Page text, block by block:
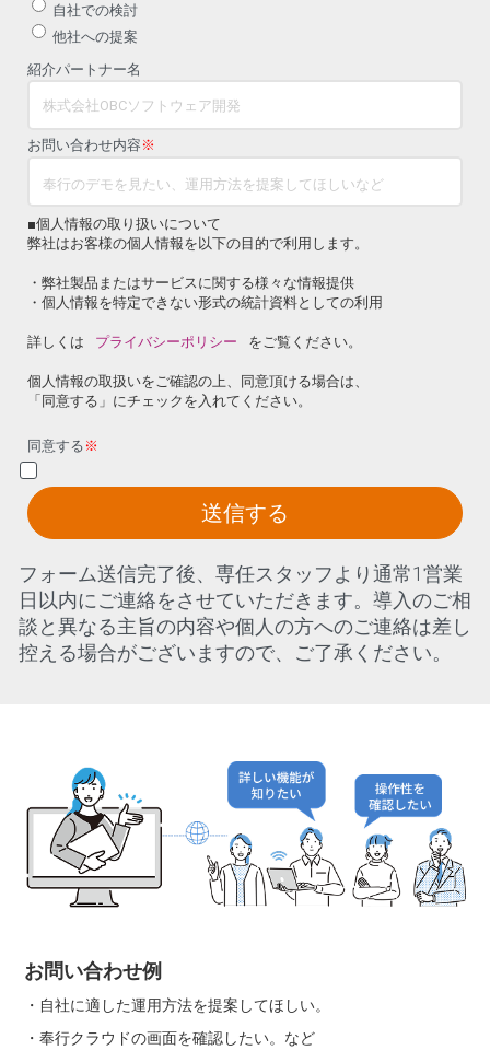
自社での検討
他社への提案
紹介パートナー名
お問い合わせ内容 ※
■個人情報の取り扱いについて
弊社はお客様の個人情報を以下の目的で利用します。
・弊社製品またはサービスに関する様々な情報提供
・個人情報を特定できない形式の統計資料としての利用
詳しくは プライバシーポリシー をご覧ください。
個人情報の取扱いをご確認の上、同意頂ける場合は、
「同意する」にチェックを入れてください。
同意する ※
送信する
フォーム送信完了後、専任スタッフより通常1営業
日以内にご連絡をさせていただきます。導入のご相
談と異なる主旨の内容や個人の方へのご連絡は差し
控える場合がございますので、ご了承ください。
お問い合わせ例
・自社に適した運用方法を提案してほしい。
・奉行クラウドの画面を確認したい。など